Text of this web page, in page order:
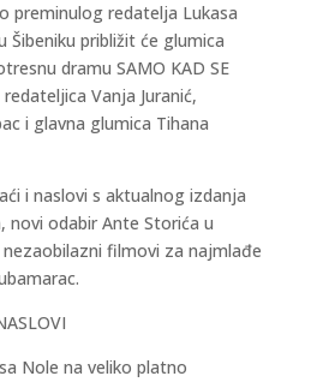
preminulog redatelja Lukasa
Šibeniku približit će glumica
dramu SAMO KAD SE
Vanja Juranić,
i glavna glumica Tihana
i naslovi s aktualnog izdanja
novi odabir Ante Storića u
filmovi za najmlađe
Nole na veliko platno